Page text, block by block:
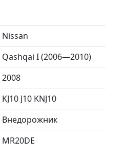
Nissan
Qashqai I (2006—2010)
2008
KJ10 J10 KNJ10
Внедорожник
MR20DE